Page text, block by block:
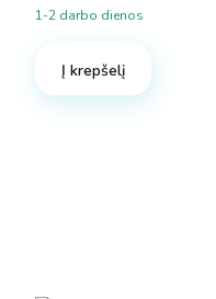
1-2 darbo dienos
Į krepšelį